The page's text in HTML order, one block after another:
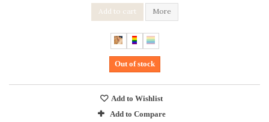
Add to cart More
Out of stock
Add to Wishlist
Add to Compare